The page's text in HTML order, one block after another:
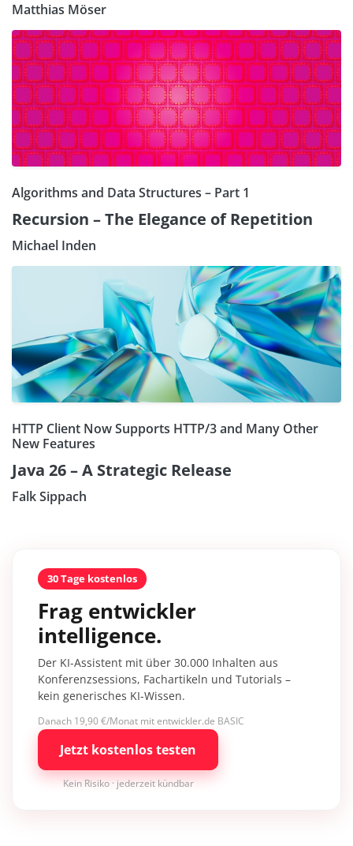
Matthias Möser
Algorithms and Data Structures – Part 1
Recursion – The Elegance of Repetition
Michael Inden
HTTP Client Now Supports HTTP/3 and Many Other
New Features
Java 26 – A Strategic Release
Falk Sippach
30 Tage kostenlos
Frag entwickler
intelligence.
Der KI-Assistent mit über 30.000 Inhalten aus
Konferenzsessions, Fachartikeln und Tutorials –
kein generisches KI-Wissen.
Danach 19,90 €/Monat mit entwickler.de BASIC
Jetzt kostenlos testen
Kein Risiko · jederzeit kündbar